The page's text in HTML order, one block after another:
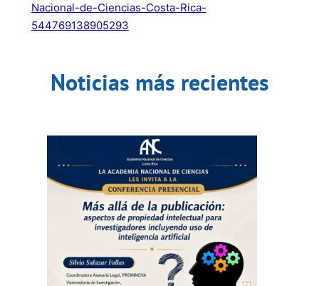
Nacional-de-Ciencias-Costa-Rica-
544769138905293
Noticias más recientes